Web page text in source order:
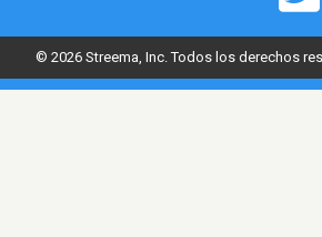
© 2026 Streema, Inc. Todos los derechos